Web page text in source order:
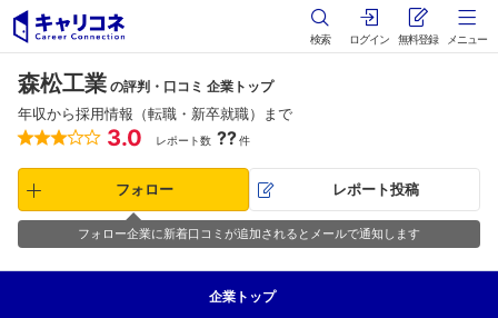
検索 ログイン 無料登録 メニュー
森松工業 の評判・口コミ 企業トップ
年収から採用情報（転職・新卒就職）まで
3.0 レポート数 ??件
フォロー レポート投稿
フォロー企業に新着口コミが追加されるとメールで通知します
企業 トップ